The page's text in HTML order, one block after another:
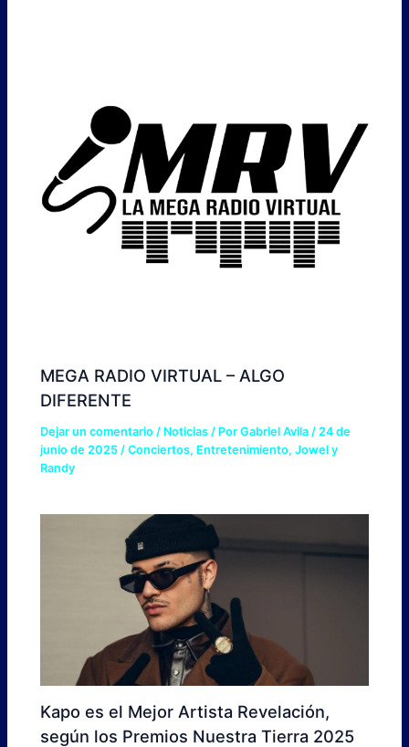
MEGA RADIO VIRTUAL – ALGO
DIFERENTE
Dejar un comentario / Noticias / PorGabriel Avila/24 de
junio de 2025/Conciertos, Entretenimiento,Jowel y
Randy
Kapo es el Mejor Artista Revelación,
según los Premios Nuestra Tierra 2025